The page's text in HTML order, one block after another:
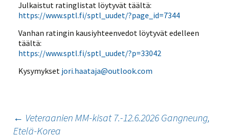
Julkaistut ratinglistat löytyvät täältä:
https://www.sptl.fi/sptl_uudet/?page_id=7344
Vanhan ratingin kausiyhteenvedot löytyvät edelleen
täältä:
https://www.sptl.fi/sptl_uudet/?p=33042
Kysymykset jori.haataja@outlook.com
Artikkelien
← Veteraanien MM-kisat 7.-12.6.2026 Gangneung,
Etelä-Korea